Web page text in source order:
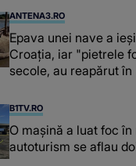
ANTENA3.RO
Epava unei nave a
Croația, iar "pietrele
secole, au reapărut în
B1TV.RO
O maşină a luat foc în
autoturism se aflau